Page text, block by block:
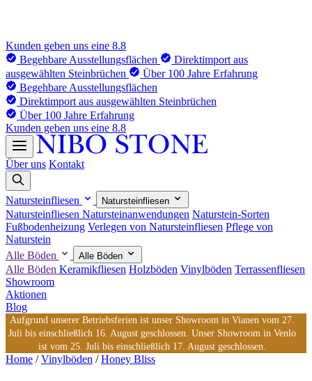
Kunden geben uns eine 8.8
Begehbare Ausstellungsflächen
Direktimport aus
ausgewählten Steinbrüchen
Über 100 Jahre Erfahrung
Begehbare Ausstellungsflächen
Direktimport aus ausgewählten Steinbrüchen
Über 100 Jahre Erfahrung
Kunden geben uns eine 8.8
Über uns Kontakt
Natursteinfliesen Natursteinfliesen
Natursteinfliesen Natursteinanwendungen Naturstein-Sorten
Fußbodenheizung Verlegen von Natursteinfliesen Pflege von
Naturstein
Alle Böden
Alle Böden
Alle Böden Keramikfliesen Holzböden Vinylböden Terrassenfliesen
Showroom
Aktionen
Blog
Aufgrund unserer Betriebsferien ist unser Showroom in Vianen vom 27.
Juli bis einschließlich 16. August geschlossen. Unser Showroom in Venlo
ist vom 25. Juli bis einschließlich 17. August geschlossen.
Home /Vinylböden /Honey Bliss